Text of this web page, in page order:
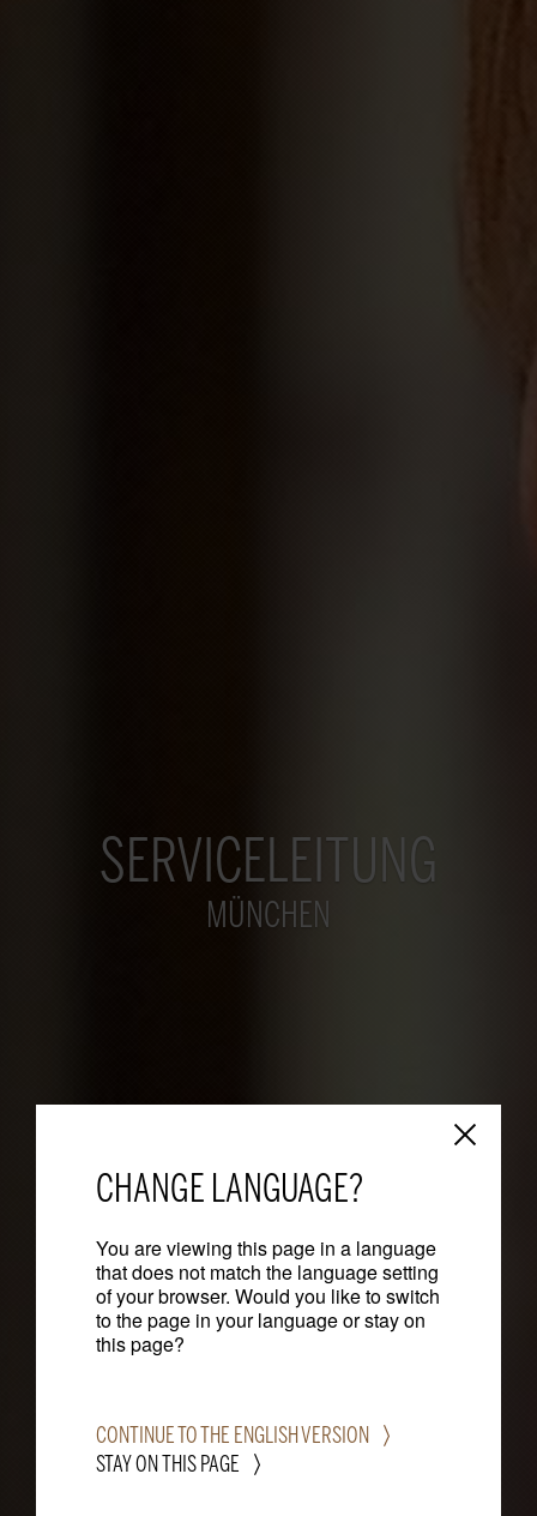
SERVICELEITUNG
MÜNCHEN
CHANGE LANGUAGE?
You are viewing this page in a language
that does not match the language setting
of your browser. Would you like to switch
to the page in your language or stay on
this page?
CONTINUE TO THE ENGLISH VERSION
STAY ON THIS PAGE